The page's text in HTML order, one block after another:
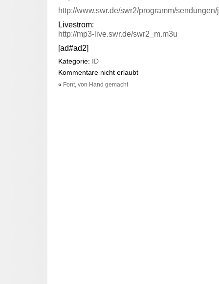
http://www.swr.de/swr2/programm/
Livestrom:
http://mp3-live.swr.de/swr2_m.m3u
[ad#ad2]
Kategorie:
ID
Kommentare nicht erlaubt
« Font, von Hand gemacht